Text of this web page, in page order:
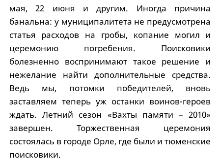
мая, 22 июня и другим. Иногда причина
банальна: у муниципалитета не предусмотрена
статья расходов на гробы, копание могил и
церемонию погребения. Поисковики
болезненно воспринимают такое решение и
нежелание найти дополнительные средства.
Ведь мы, потомки победителей, вновь
заставляем теперь уж останки воинов-героев
ждать. Летний сезон «Вахты памяти – 2010»
завершен. Торжественная церемония
состоялась в городе Орле, где были и тюменские
поисковики.